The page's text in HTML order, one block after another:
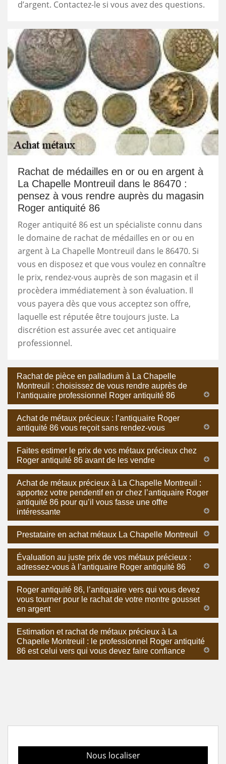
d’argent. Contactez-le si vous avez des questions.
Rachat de médailles en or ou en argent à
La Chapelle Montreuil dans le 86470 :
pensez à vous rendre auprès du magasin
Roger antiquité 86
Roger antiquité 86 est un spécialiste connu dans
le domaine de rachat de médailles en or ou en
argent à La Chapelle Montreuil dans le 86470. Si
vous en disposez et que vous voulez en connaître
le prix, rendez-vous auprès de son magasin et il
procèdera immédiatement à son évaluation. Il
vous payera dès que vous acceptez son offre,
laquelle est réputée être toujours juste. La
discrétion est assurée avec cet antiquaire
professionnel.
Rachat de pièce en palladium à La Chapelle
Montreuil : choisissez de vous rendre auprès de
l’antiquaire professionnel Roger antiquité 86
Achat de métaux précieux : l’antiquaire Roger
antiquité 86 vous reçoit sans rendez-vous
Faites estimer le prix de vos métaux précieux chez
Roger antiquité 86 avant de les vendre
Achat de métaux précieux à La Chapelle Montreuil :
apportez votre pendentif en or chez l’antiquaire Roger
antiquité 86 pour qu’il vous fasse une offre
intéressante
Prestataire en achat métaux La Chapelle Montreuil
Évaluation au juste prix de vos métaux précieux :
adressez-vous à l’antiquaire Roger antiquité 86
Roger antiquité 86, l’antiquaire vers qui vous devez
vous tourner pour le rachat de votre montre gousset
en argent
Estimation et rachat de métaux précieux à La
Chapelle Montreuil : le professionnel Roger antiquité
86 est celui vers qui vous devez faire confiance
Nous localiser